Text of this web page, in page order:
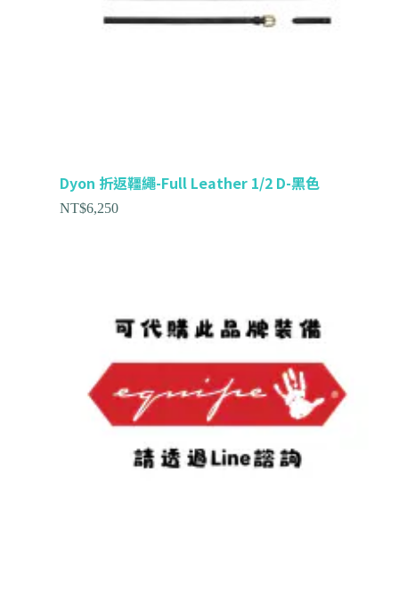
Dyon 折返韁繩-Full Leather 1/2 D-黑色
NT$6,250